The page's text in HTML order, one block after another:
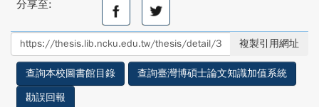
分享至:
分
至
facebook
分
享
至
twitter
複製引用網址
查詢本校圖書館目錄
查詢臺灣博碩士論文知識加值系統
勘誤回報